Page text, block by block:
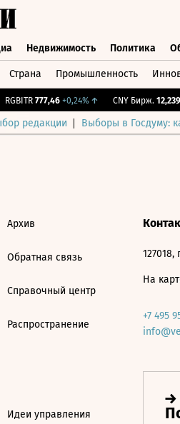
Недвижимость Политика
Страна Промышленность
RGBITR 777,46 +0,24%↑ CNY Бирж. 12,239
редакции Выборы в Госдуму:
Архив
Обратная связь
Справочный центр
Распространение
Идеи управления
127018,
На
+7 495